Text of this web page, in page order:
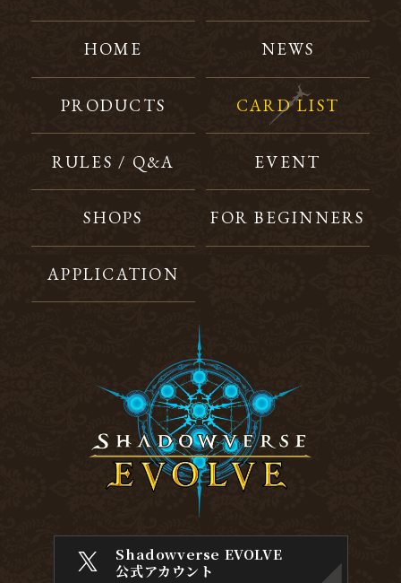
HOME NEWS
PRODUCTS CARD LIST
RULES / Q&A EVENT
SHOPS FOR BEGINNERS
APPLICATION
Shadowverse EVOLVE
公式アカウント